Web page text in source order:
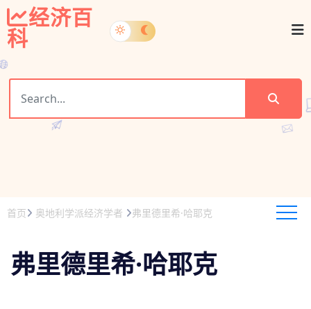
经济百
科
首页 奥地利学派经济学者 弗里德里希·哈耶克
弗里德里希·哈耶克